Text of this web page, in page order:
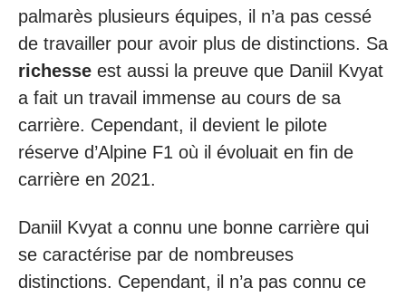
palmarès plusieurs équipes, il n’a pas cessé
de travailler pour avoir plus de distinctions. Sa
richesse est aussi la preuve que Daniil Kvyat
a fait un travail immense au cours de sa
carrière. Cependant, il devient le pilote
réserve d’Alpine F1 où il évoluait en fin de
carrière en 2021.
Daniil Kvyat a connu une bonne carrière qui
se caractérise par de nombreuses
distinctions. Cependant, il n’a pas connu ce